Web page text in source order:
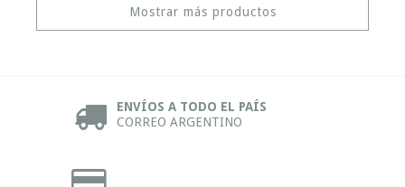
Mostrar más productos
ENVÍOS A TODO EL PAÍS
CORREO ARGENTINO